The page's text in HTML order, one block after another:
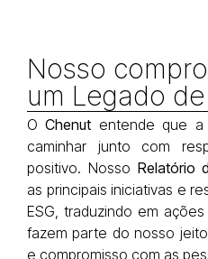
Nosso
um Legado
OChenut entende que a
caminhar junto com
positivo. Nosso Relatório
as principais iniciativas e
ESG, traduzindo em
fazem parte do nosso
e compromisso com as